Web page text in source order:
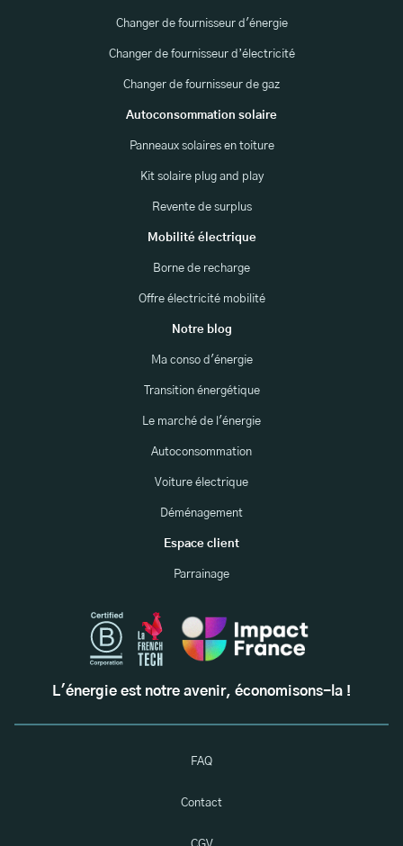
Changer de fournisseur d'énergie
Changer de fournisseur d’électricité
Changer de fournisseur de gaz
Autoconsommation solaire
Panneaux solaires en toiture
Kit solaire plug and play
Revente de surplus
Mobilité électrique
Borne de recharge
Offre électricité mobilité
Notre blog
Ma conso d'énergie
Transition énergétique
Le marché de l'énergie
Autoconsommation
Voiture électrique
Déménagement
Espace client
Parrainage
L'énergie est notre avenir, économisons-la !
FAQ
Contact